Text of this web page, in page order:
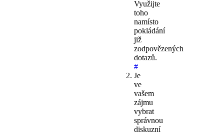
Využijte
toho
namísto
pokládání
již
zodpovězených
dotazů.
#
Je
ve
vašem
zájmu
vybrat
správnou
diskuzní